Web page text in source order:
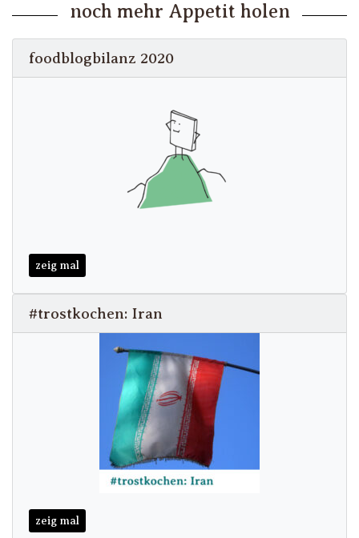
noch mehr Appetit holen
foodblogbilanz 2020
zeig mal
#trostkochen: Iran
zeig mal